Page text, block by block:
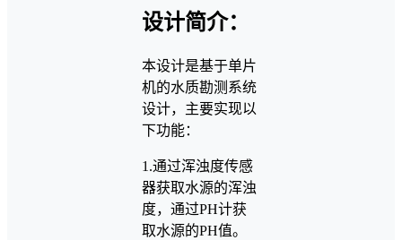
设计简介：
本设计是基于单片
机的水质勘测系统
设计，主要实现以
下功能：
1.通过浑浊度传感
器获取水源的浑浊
度，通过PH计获
取水源的PH值。